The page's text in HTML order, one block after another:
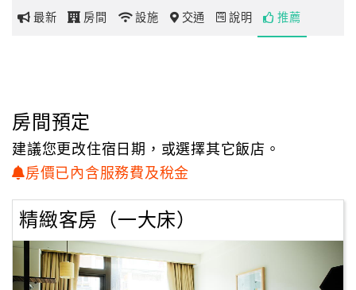
玩
地
圖
顧
務
顧
暖意與悠閒氛圍，營造 出家的自在。
心！
最新 房間 設施 交通 說明 推薦
房間預定
建議您更改住宿日期，或選擇其它飯店。
房價已內含服務費及稅金
精緻客房（一大床）